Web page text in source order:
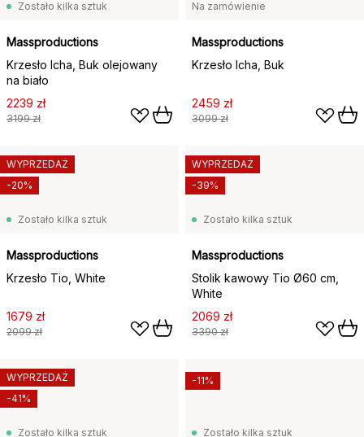
Zostało kilka sztuk
Massproductions
Krzesło Icha, Buk olejowany
na biało
2239 zł
3199 zł
Na zamówienie
Massproductions
Krzesło Icha, Buk
2459 zł
3099 zł
Zostało kilka sztuk
Massproductions
Krzesło Tio, White
1679 zł
2099 zł
WYPRZEDAŻ
-20%
Zostało kilka sztuk
Massproductions
Stolik kawowy Tio Ø60 cm,
White
2069 zł
3390 zł
WYPRZEDAŻ
-39%
Zostało kilka sztuk
WYPRZEDAŻ
-41%
Zostało kilka sztuk
-11%